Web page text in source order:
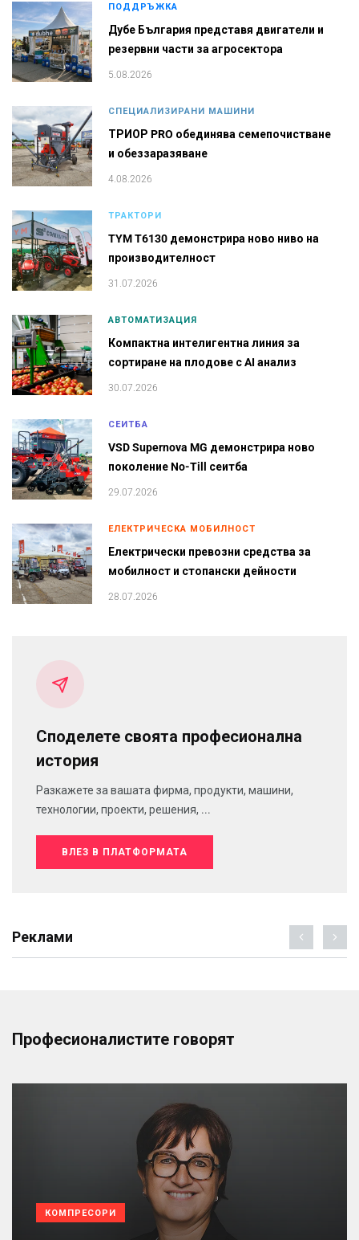
ПОДДРЪЖКА
Дубе България представя двигатели и
резервни части за агросектора
5.08.2026
СПЕЦИАЛИЗИРАНИ МАШИНИ
ТРИОР PRO обединява семепочистване
и обеззаразяване
4.08.2026
ТРАКТОРИ
TYM T6130 демонстрира ново ниво на
производителност
31.07.2026
АВТОМАТИЗАЦИЯ
Компактна интелигентна линия за
сортиране на плодове с AI анализ
30.07.2026
СЕИТБА
VSD Supernova MG демонстрира ново
поколение No-Till сеитба
29.07.2026
ЕЛЕКТРИЧЕСКА МОБИЛНОСТ
Електрически превозни средства за
мобилност и стопански дейности
28.07.2026
Споделете своята професионална
история
Разкажете за вашата фирма, продукти, машини,
технологии, проекти, решения, ...
ВЛЕЗ В ПЛАТФОРМАТА
Реклами
Професионалистите говорят
КОМПРЕСОРИ